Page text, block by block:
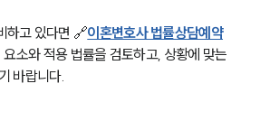
하고 있다면 🔗이혼변호사 법률상담예약
소와 적용 법률을 검토하고, 상황에 맞는
바랍니다.